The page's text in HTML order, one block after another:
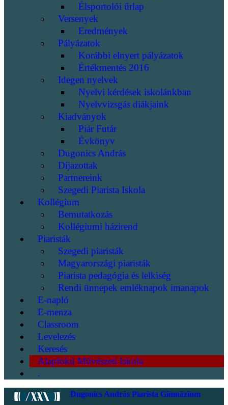
Élsportolói űrlap
Versenyek
Eredmények
Pályázatok
Korábbi elnyert pályázatok
Értékmentés 2016
Idegen nyelvek
Nyelvi kérdések iskolánkban
Nyelvvizsgás diákjaink
Kiadványok
Piár Futár
Évkönyv
Dugonics András
Díjazottak
Partnereink
Szegedi Piarista Iskola
Kollégium
Bemutatkozás
Kollégiumi házirend
Piaristák
Szegedi piaristák
Magyarországi piaristák
Piarista pedagógia és lelkiség
Rendi ünnepek emléknapok imanapok
E-napló
E-menza
Classroom
Levelezés
Keresés
Alapfokú Művészeti Iskola
.
Dugonics András Piarista Gimnázium